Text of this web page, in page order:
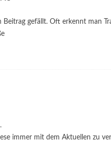
Beitrag gefällt. Oft erkennt man
immer mit dem Aktuellen zu